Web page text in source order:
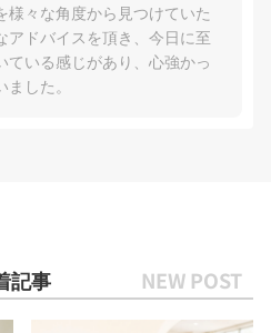
様々な角度から見つけていた
アドバイスを頂き、今日に至
ている感じがあり、心強かっ
した。
記事